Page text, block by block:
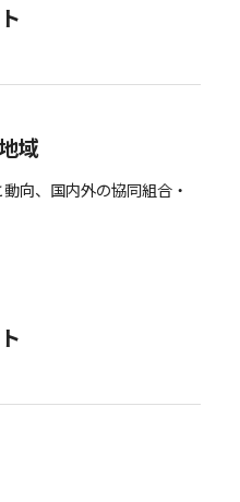
域
向、国内外の協同組合・